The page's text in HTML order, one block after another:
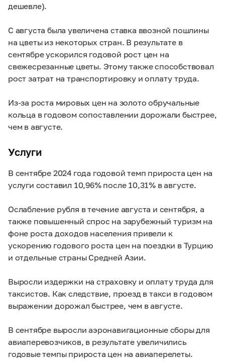
дешевле).
С августа была увеличена ставка ввозной пошлины
на цветы из некоторых стран. В результате в
сентябре ускорился годовой рост цен на
свежесрезанные цветы. Этому также способствовал
рост затрат на транспортировку и оплату труда.
Из-за роста мировых цен на золото обручальные
кольца в годовом сопоставлении дорожали быстрее,
чем в августе.
Услуги
В сентябре 2024 года годовой темп прироста цен на
услуги составил 10,96% после 10,31% в августе.
Ослабление рубля в течение августа и сентября, а
также повышенный спрос на зарубежный туризм на
фоне роста доходов населения привели к
ускорению годового роста цен на поездки в Турцию
и отдельные страны Средней Азии.
Выросли издержки на страховку и оплату труда для
таксистов. Как следствие, проезд в такси в годовом
выражении дорожал быстрее, чем в августе.
В сентябре выросли аэронавигационные сборы для
авиаперевозчиков, в результате увеличились
годовые темпы прироста цен на авиаперелеты.